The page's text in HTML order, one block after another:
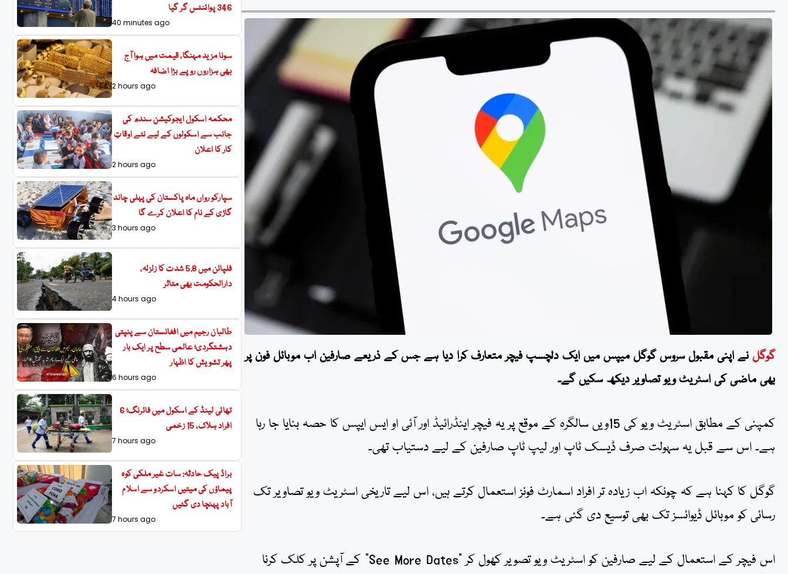
346 پوائنٹس گر گیا
40 minutes ago
سونا مزید مہنگا، قیمت میں ہوا آج
بھی ہزاروں روپے بڑا اضافہ
2 hours ago
محکمہ اسکول ایجوکیشن سندھ کی
جانب سے اسکولوں کے لیے نئے اوقاتِ
کار کا اعلان
2 hours ago
سپارکو رواں ماہ پاکستان کی پہلی چاند
گاڑی کے نام کا اعلان کرے گا
3 hours ago
فلپائن میں 5.8 شدت کا زلزلہ،
دارالحکومت بھی متاثر
4 hours ago
طالبان رجیم میں افغانستان سے پنپتی
دہشتگردی؛ عالمی سطح پر ایک بار
پھر تشویش کا اظہار
6 hours ago
تھائی لینڈ کے اسکول میں فائرنگ؛ 6
افراد ہلاک، 15 زخمی
7 hours ago
براڈ پیک حادثہ: سات غیر ملکی کوہ
پیماؤں کی میتیں اسکردو سے اسلام
آباد پہنچا دی گئیں
7 hours ago
گوگل نے اپنی مقبول سروس گوگل میپس میں ایک دلچسپ فیچر متعارف کرا دیا ہے جس کے ذریعے صارفین اب موبائل فون پر
بھی ماضی کی اسٹریٹ ویو تصاویر دیکھ سکیں گے۔
کمپنی کے مطابق اسٹریٹ ویو کی 15ویں سالگرہ کے موقع پر یہ فیچر اینڈرائیڈ اور آئی او ایس ایپس کا حصہ بنایا جا رہا
ہے۔ اس سے قبل یہ سہولت صرف ڈیسک ٹاپ اور لیپ ٹاپ صارفین کے لیے دستیاب تھی۔
گوگل کا کہنا ہے کہ چونکہ اب زیادہ تر افراد اسمارٹ فونز استعمال کرتے ہیں، اس لیے تاریخی اسٹریٹ ویو تصاویر تک
رسائی کو موبائل ڈیوائسز تک بھی توسیع دی گئی ہے۔
اس فیچر کے استعمال کے لیے صارفین کو اسٹریٹ ویو تصویر کھول کر “See More Dates” کے آپشن پر کلک کرنا